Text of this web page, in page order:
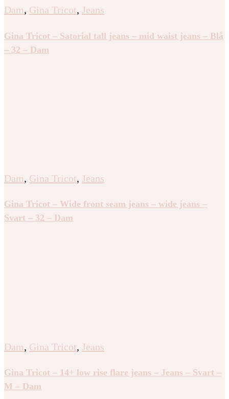
Dam, Gina Tricot, Jeans
Gina Tricot – Satorial tall jeans – mid waist jeans – Blå
– 32 – Dam
Dam, Gina Tricot, Jeans
Gina Tricot – Wide front seam jeans – wide jeans –
Svart – 32 – Dam
Dam, Gina Tricot, Jeans
Gina Tricot – 14+ low rise flare jeans – Jeans – Svart –
M – Dam